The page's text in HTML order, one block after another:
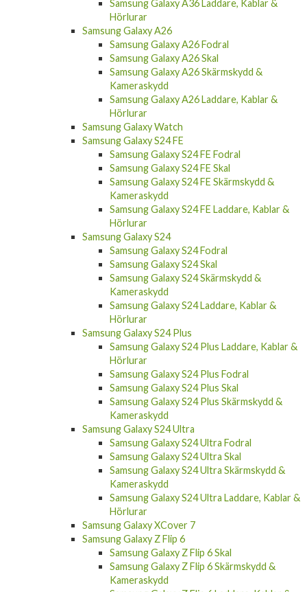
Samsung Galaxy A36 Fodral
Samsung Galaxy A36 Skal
Samsung Galaxy A36 Skärmskydd &
Kameraskydd
Samsung Galaxy A36 Laddare, Kablar &
Hörlurar
Samsung Galaxy A26
Samsung Galaxy A26 Fodral
Samsung Galaxy A26 Skal
Samsung Galaxy A26 Skärmskydd &
Kameraskydd
Samsung Galaxy A26 Laddare, Kablar &
Hörlurar
Samsung Galaxy Watch
Samsung Galaxy S24 FE
Samsung Galaxy S24 FE Fodral
Samsung Galaxy S24 FE Skal
Samsung Galaxy S24 FE Skärmskydd &
Kameraskydd
Samsung Galaxy S24 FE Laddare, Kablar &
Hörlurar
Samsung Galaxy S24
Samsung Galaxy S24 Fodral
Samsung Galaxy S24 Skal
Samsung Galaxy S24 Skärmskydd &
Kameraskydd
Samsung Galaxy S24 Laddare, Kablar &
Hörlurar
Samsung Galaxy S24 Plus
Samsung Galaxy S24 Plus Laddare, Kablar &
Hörlurar
Samsung Galaxy S24 Plus Fodral
Samsung Galaxy S24 Plus Skal
Samsung Galaxy S24 Plus Skärmskydd &
Kameraskydd
Samsung Galaxy S24 Ultra
Samsung Galaxy S24 Ultra Fodral
Samsung Galaxy S24 Ultra Skal
Samsung Galaxy S24 Ultra Skärmskydd &
Kameraskydd
Samsung Galaxy S24 Ultra Laddare, Kablar &
Hörlurar
Samsung Galaxy XCover 7